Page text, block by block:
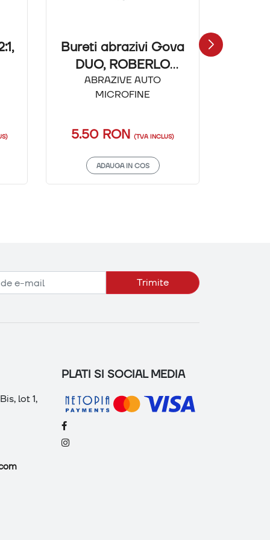
Bureti abrazivi Gova
DUO, ROBERLO
Abrazivi - Microfine
ABRAZIVE AUTO
MICROFINE
5.50 RON (TVA INCLUS)
ADAUGA IN COS
Trimite
lot 1,
PLATI SI SOCIAL MEDIA